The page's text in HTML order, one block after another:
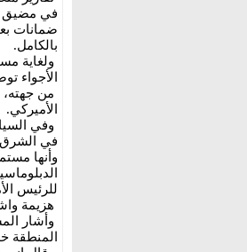
في مضيق
ضمانات
بالكامل.
ولغاية
الأجواء
من جهته،
الأميركي.
وفي
في الشرق
وأنها
للرئيس
هزيمة
وأشار
المنطقة